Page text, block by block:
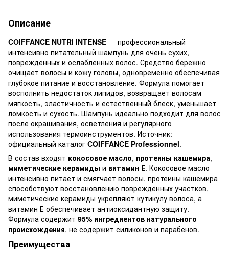
Описание
COIFFANCE NUTRI INTENSE — профессиональный
интенсивно питательный шампунь для очень сухих,
повреждённых и ослабленных волос. Средство бережно
очищает волосы и кожу головы, одновременно обеспечивая
глубокое питание и восстановление. Формула помогает
восполнить недостаток липидов, возвращает волосам
мягкость, эластичность и естественный блеск, уменьшает
ломкость и сухость. Шампунь идеально подходит для волос
после окрашивания, осветления и регулярного
использования термоинструментов. Источник:
официальный каталог COIFFANCE Professionnel.
В состав входят кокосовое масло, протеины кашемира,
миметические керамиды и витамин Е. Кокосовое масло
интенсивно питает и смягчает волосы, протеины кашемира
способствуют восстановлению повреждённых участков,
миметические керамиды укрепляют кутикулу волоса, а
витамин Е обеспечивает антиоксидантную защиту.
Формула содержит 95% ингредиентов натурального
происхождения, не содержит силиконов и парабенов.
Преимущества